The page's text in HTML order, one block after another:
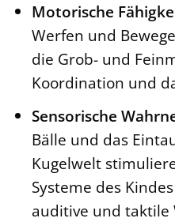
Motorische
Werfen und
die Grob- und
Koordination und
Sensorische
Bälle und das
Kugelwelt
Systeme des
auditive und taktile